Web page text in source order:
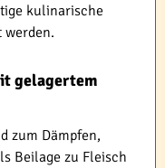
kulinarische
gelagertem
zum Dämpfen,
Beilage zu Fleisch